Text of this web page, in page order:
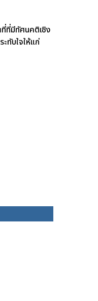
ที่ที่มีทัศนคติเชิง
ทับใจให้แก่